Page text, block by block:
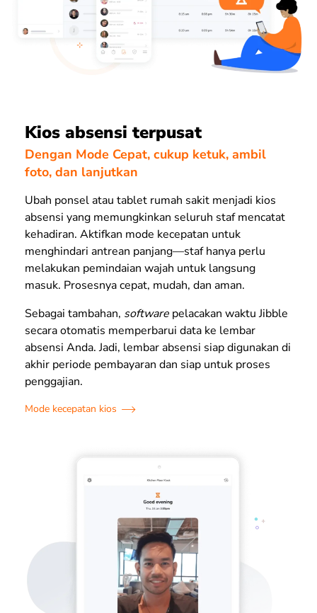
Kios absensi terpusat
Dengan Mode Cepat, cukup ketuk, ambil
foto, dan lanjutkan
Ubah ponsel atau tablet rumah sakit menjadi kios
absensi yang memungkinkan seluruh staf mencatat
kehadiran. Aktifkan mode kecepatan untuk
menghindari antrean panjang—staf hanya perlu
melakukan pemindaian wajah untuk langsung
masuk. Prosesnya cepat, mudah, dan aman.
Sebagai tambahan, software pelacakan waktu Jibble
secara otomatis memperbarui data ke lembar
absensi Anda. Jadi, lembar absensi siap digunakan di
akhir periode pembayaran dan siap untuk proses
penggajian.
Mode kecepatan kios